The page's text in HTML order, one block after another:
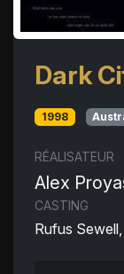
Dark
1998
RÉALISATEUR
Alex
CASTING
Rufus